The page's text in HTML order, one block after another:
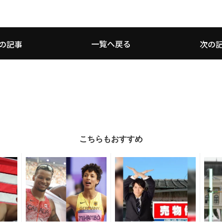
記事 一覧へ戻る 次の
こちらもおすすめ